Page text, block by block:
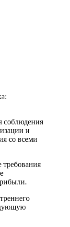
соблюдения
и
со всеми
требования